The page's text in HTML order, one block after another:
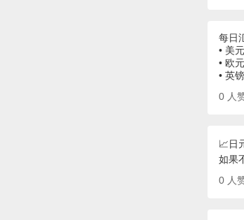
每日
• 美
• 欧
• 英
0 人
📈日
如果
0 人